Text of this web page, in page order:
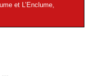
et L’Enclume,